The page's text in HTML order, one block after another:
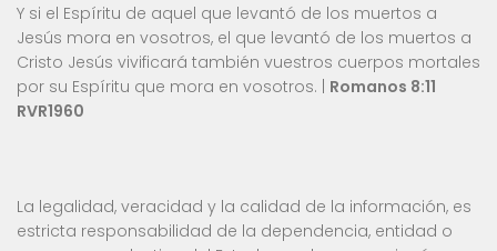
Y si el Espíritu de aquel que levantó de los muertos a
Jesús mora en vosotros, el que levantó de los muertos a
Cristo Jesús vivificará también vuestros cuerpos mortales
por su Espíritu que mora en vosotros. | Romanos 8:11
RVR1960
La legalidad, veracidad y la calidad de la información, es
estricta responsabilidad de la dependencia, entidad o